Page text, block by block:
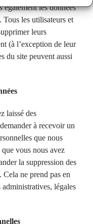
également les données
les utilisateurs et
leurs
(à l’exception de leur
du site peuvent aussi
laissé des
à recevoir un
que nous
vous nous avez
la suppression des
Cela ne prend pas en
administratives, légales